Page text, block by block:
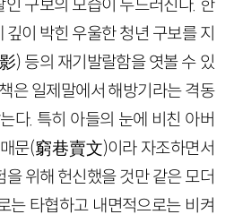
구보의 모습이 두드러진다. 한
이 박힌 우울한 청년 구보를 지
) 등의 재기발랄함을 엿볼 수 있
은 일제말에서 해방기라는 격동
다. 특히 아들의 눈에 비친 아버
문(窮巷賣文)이라 자조하면서
위해 헌신했을 것만 같은 모더
는 타협하고 내면적으로는 비켜